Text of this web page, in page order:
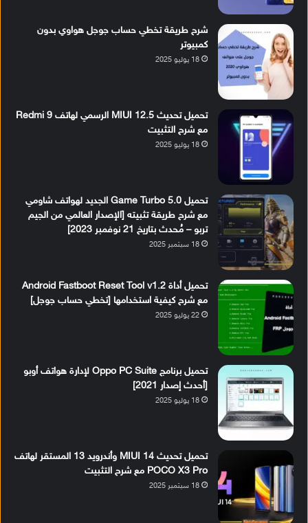
شرح طريقة تخطي حساب جوجل هواوي بدون
كمبيوتر
18 يوليو 2025
تحميل تحديث MIUI 12.5 الرسمي لهاتف Redmi 9
مع شرح التثبيت
18 يوليو 2025
تحميل Game Turbo 5.0 الجديد لهواتف شاومي
مع شرح طريقة تثبيته [الإصدار العالمي من الجيم
تربو – مُحدث بتاريخ 21 نوفمبر 2023]
18 سبتمبر 2025
تحميل أداة Android Fastboot Reset Tool v1.2
مع شرح كيفية استخدامها [تخطي حساب جوجل]
22 يوليو 2025
تحميل برنامج Oppo PC Suite لإدارة هواتف أوبو
[أحدث إصدار 2021]
18 يوليو 2025
تحميل تحديث MIUI 14 وأندرويد 13 المستقر لهاتف
POCO X3 Pro مع شرح التثبيت
18 سبتمبر 2025